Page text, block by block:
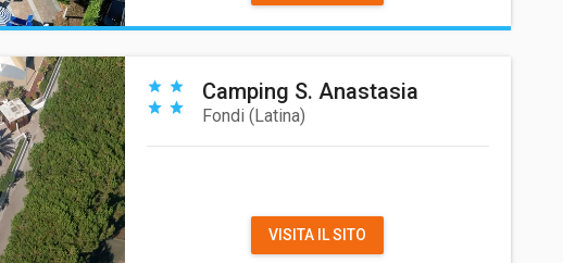
Camping S. Anastasia
Fondi (Latina)
VISITA IL SITO